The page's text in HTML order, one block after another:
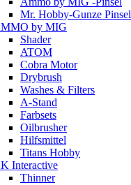
Mr. Hobby-Gunze Pinsel
by MIG
Shader
ATOM
Cobra Motor
Drybrush
Washes & Filters
A-Stand
Farbsets
Oilbrusher
Hilfsmittel
Titans Hobby
Interactive
Thinner